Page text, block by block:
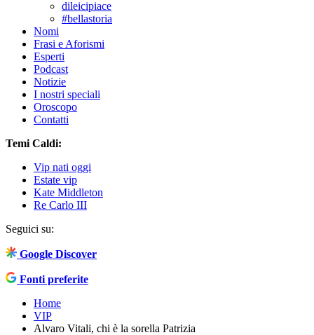
dileicipiace
#bellastoria
Nomi
Frasi e Aforismi
Esperti
Podcast
Notizie
I nostri speciali
Oroscopo
Contatti
Temi Caldi:
Vip nati oggi
Estate vip
Kate Middleton
Re Carlo III
Seguici su:
Google Discover
Fonti preferite
Home
VIP
Alvaro Vitali, chi è la sorella Patrizia